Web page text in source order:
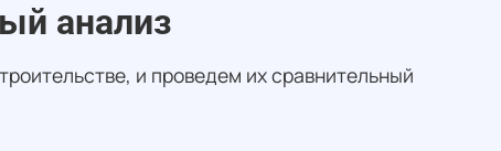
анализ
и проведем их сравнительный